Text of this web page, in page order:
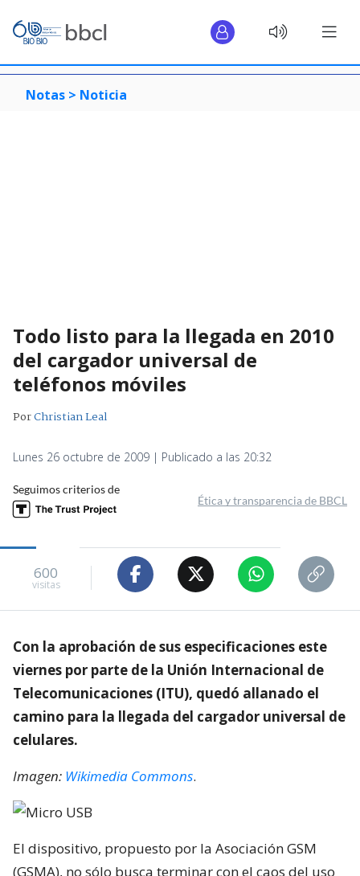
Notas > Noticia
Todo listo para la llegada en 2010
del cargador universal de
teléfonos móviles
PorChristian Leal
Lunes 26 octubre de 2009 | Publicado a las 20:32
Seguimos criterios de
Ética y transparencia de BBCL
600
visitas
Con la aprobación de sus especificaciones este
viernes por parte de la Unión Internacional de
Telecomunicaciones (ITU), quedó allanado el
camino para la llegada del cargador universal de
celulares.
Imagen: Wikimedia Commons.
El dispositivo, propuesto por la Asociación GSM
(GSMA), no sólo busca terminar con el caos del uso